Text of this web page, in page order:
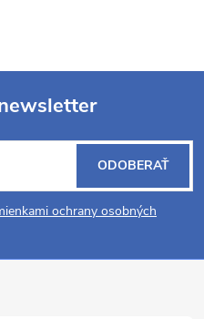
ochrany osobných
ODOBERAŤ